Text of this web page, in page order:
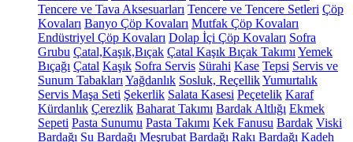
Tencere ve Tava Aksesuarları Tencere ve Tencere Setleri Çöp
Kovaları Banyo Çöp Kovaları Mutfak Çöp Kovaları
Endüstriyel Çöp Kovaları Dolap İçi Çöp Kovaları Sofra
Grubu Çatal,Kaşık,Bıçak Çatal Kaşık Bıçak Takımı Yemek
Bıçağı Çatal Kaşık Sofra Servis Sürahi Kase Tepsi Servis ve
Sunum Tabakları Yağdanlık Sosluk, ReçellikYumurtalık
Servis Maşa Seti Şekerlik Salata Kasesi Peçetelik Karaf
Kürdanlık Çerezlik Baharat Takımı Bardak Altlığı Ekmek
Sepeti Pasta Sunumu Pasta Takımı Kek Fanusu Bardak Viski
Bardağı Su Bardağı Meşrubat Bardağı Rakı Bardağı Kadeh